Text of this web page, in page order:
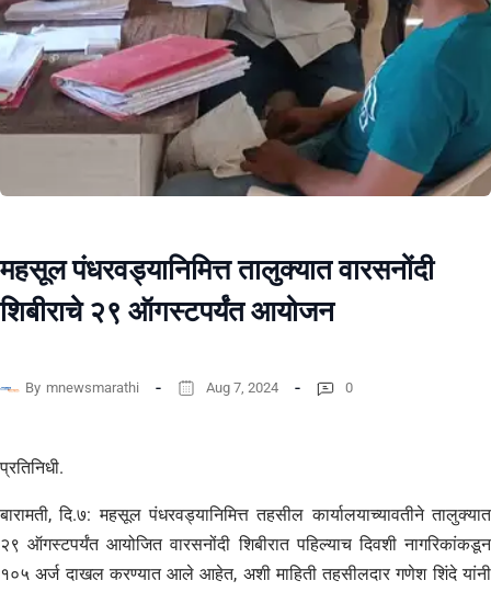
महसूल पंधरवड्यानिमित्त तालुक्यात वारसनोंदी
शिबीराचे २९ ऑगस्टपर्यंत आयोजन
By mnewsmarathi Aug 7, 2024 0
प्रतिनिधी.
बारामती, दि.७: महसूल पंधरवड्यानिमित्त तहसील कार्यालयाच्यावतीने तालुक्यात
२९ ऑगस्टपर्यंत आयोजित वारसनोंदी शिबीरात पहिल्याच दिवशी नागरिकांकडून
१०५ अर्ज दाखल करण्यात आले आहेत, अशी माहिती तहसीलदार गणेश शिंदे यांनी